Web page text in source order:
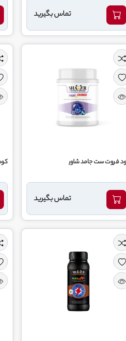
تماس بگیرید
فروت ست جامد شاور
تماس بگیرید